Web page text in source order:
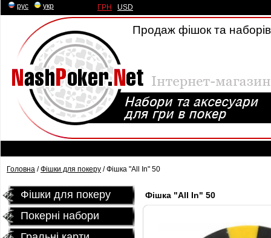
рус укр ГРН USD
Продаж фішок та
Головна /Фішки для покеру / Фішка "All In" 50
Фішки для покеру
Покерні набори
Фішка "All In" 50